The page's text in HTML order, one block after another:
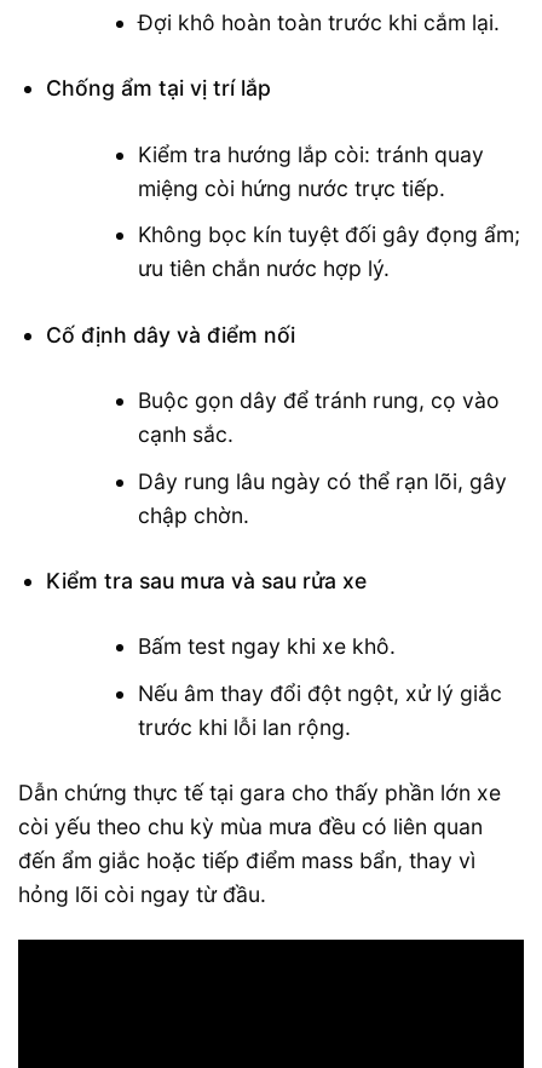
Đợi khô hoàn toàn trước khi cắm lại.
Chống ẩm tại vị trí lắp
Kiểm tra hướng lắp còi: tránh quay
miệng còi hứng nước trực tiếp.
Không bọc kín tuyệt đối gây đọng ẩm;
ưu tiên chắn nước hợp lý.
Cố định dây và điểm nối
Buộc gọn dây để tránh rung, cọ vào
cạnh sắc.
Dây rung lâu ngày có thể rạn lõi, gây
chập chờn.
Kiểm tra sau mưa và sau rửa xe
Bấm test ngay khi xe khô.
Nếu âm thay đổi đột ngột, xử lý giắc
trước khi lỗi lan rộng.
Dẫn chứng thực tế tại gara cho thấy phần lớn xe
còi yếu theo chu kỳ mùa mưa đều có liên quan
đến ẩm giắc hoặc tiếp điểm mass bẩn, thay vì
hỏng lõi còi ngay từ đầu.